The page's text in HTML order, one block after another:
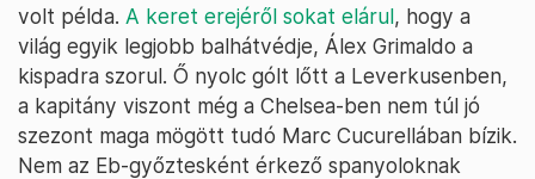
volt példa. A keret erejéről sokat elárul, hogy a
világ egyik legjobb balhátvédje, Álex Grimaldo a
kispadra szorul. Ő nyolc gólt lőtt a Leverkusenben,
a kapitány viszont még a Chelsea-ben nem túl jó
szezont maga mögött tudó Marc Cucurellában bízik.
Nem az Eb-győztesként érkező spanyoloknak